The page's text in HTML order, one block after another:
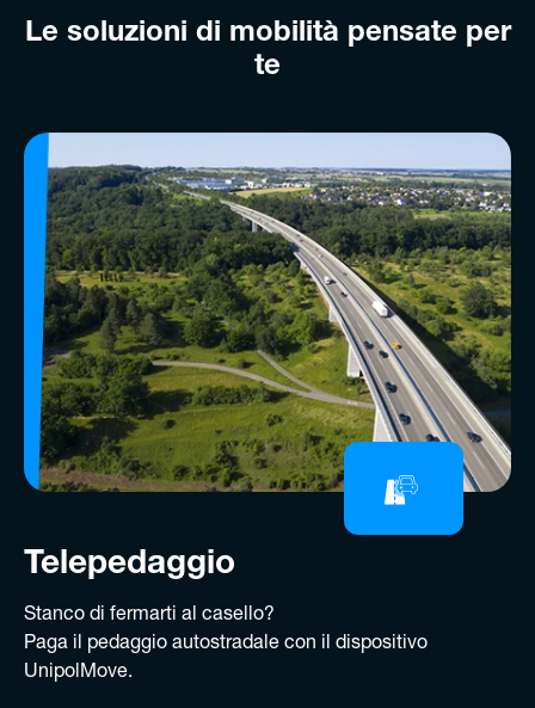
Le soluzioni di mobilità pensate per
te
Telepedaggio
Stanco di fermarti al casello?
Paga il pedaggio autostradale con il dispositivo
UnipolMove.